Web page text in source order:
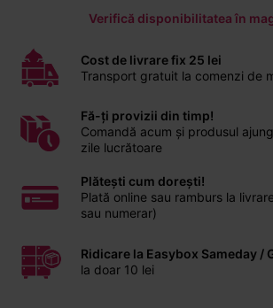
Verifică disponibilitatea în
Cost de livrare fix 25 lei
Transport gratuit la comenzi de
Fă-ți provizii din timp!
Comandă acum și produsul
zile lucrătoare
Plătești cum dorești!
Plată online sau ramburs la
sau numerar)
Ridicare la Easybox Sameday /
la doar 10 lei